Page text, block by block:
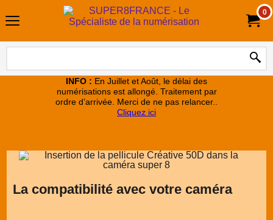
0
INFO : En Juillet et Août, le délai des
numérisations est allongé. Traitement par
ordre d’arrivée. Merci de ne pas relancer..
Cliquez ici
La compatibilité avec votre caméra